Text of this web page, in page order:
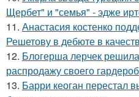
Щербет" и "семья" - эдже
11. Анастасия костенко
Решетову в дебюте в
12. Блогерша лерчек
распродажу своего
13. Барри кеоган перестал